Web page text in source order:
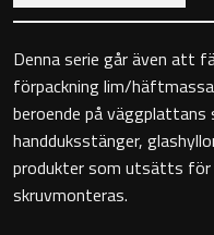
Bottenventiler
Toalettstolar
Golvstående
Denna serie går även att
förpackning lim/
beroende på
handduksstänger,
produkter som utsätts
skruvmonteras.